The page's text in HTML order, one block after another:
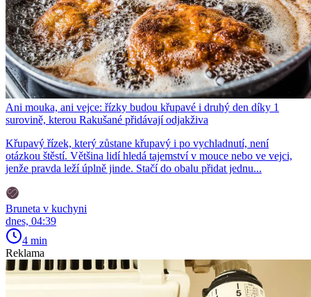
Ani mouka, ani vejce: řízky budou křupavé i druhý den díky 1
surovině, kterou Rakušané přidávají odjakživa
Křupavý řízek, který zůstane křupavý i po vychladnutí, není
otázkou štěstí. Většina lidí hledá tajemství v mouce nebo ve vejci,
jenže pravda leží úplně jinde. Stačí do obalu přidat jednu...
Bruneta v kuchyni
dnes, 04:39
4 min
Reklama